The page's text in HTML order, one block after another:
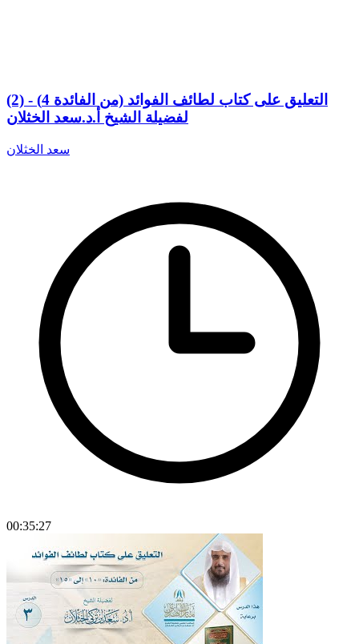
(2) التعليق على كتاب لطائف الفوائد (من الفائدة 4) -
لفضيلة الشيخ أ.د.سعد الخثلان
سعد الخثلان
00:35:27